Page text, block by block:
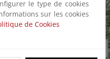
le type de cookies
sur les cookies
de Cookies